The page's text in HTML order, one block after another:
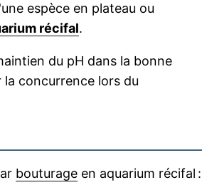
espèce en plateau ou
récifal.
du pH dans la bonne
la concurrence lors du
bouturage en aquarium récifal :